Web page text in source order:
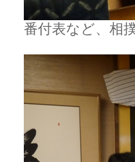
番付表など、相